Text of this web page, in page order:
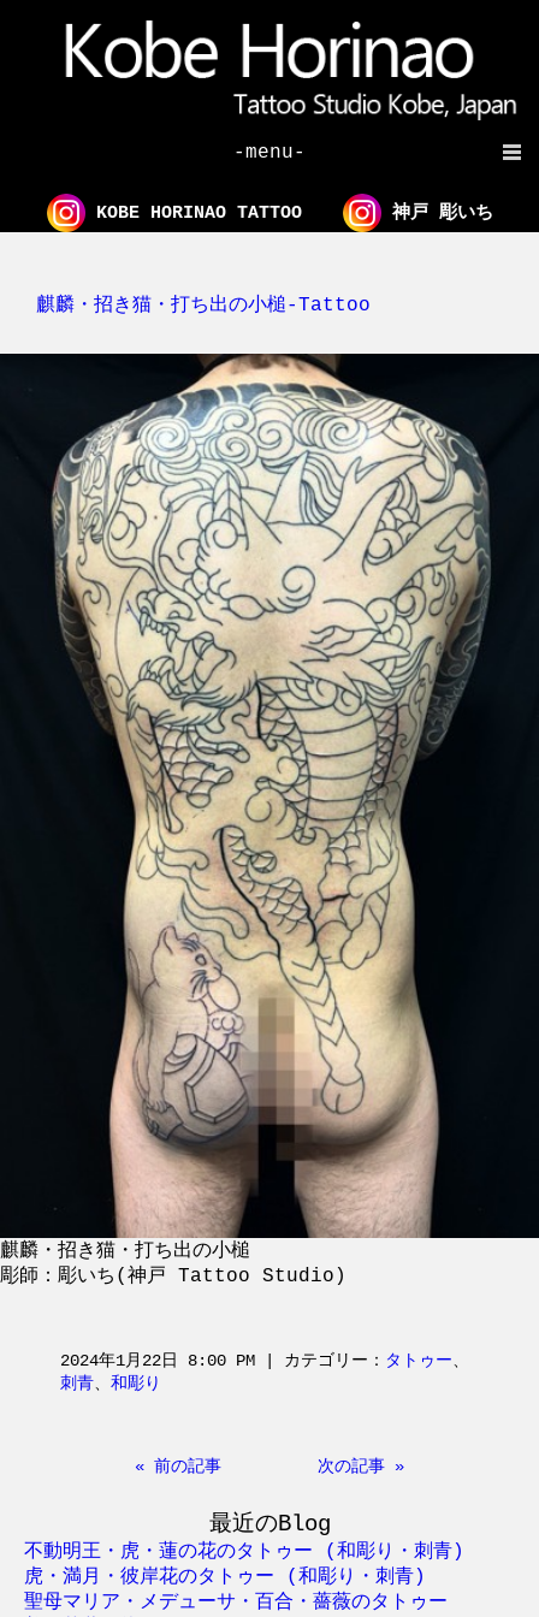
-menu-
KOBE HORINAO TATTOO 神戸 彫いち
麒麟・招き猫・打ち出の小槌-Tattoo
麒麟・招き猫・打ち出の小槌
彫師：彫いち(神戸 Tattoo Studio)
2024年1月22日 8:00 PM | カテゴリー： タトゥー、
刺青、 和彫り
« 前の記事 次の記事 »
最近のBlog
不動明王・虎・蓮の花のタトゥー (和彫り・刺青)
虎・満月・彼岸花のタトゥー (和彫り・刺青)
聖母マリア・メデューサ・百合・薔薇のタトゥー